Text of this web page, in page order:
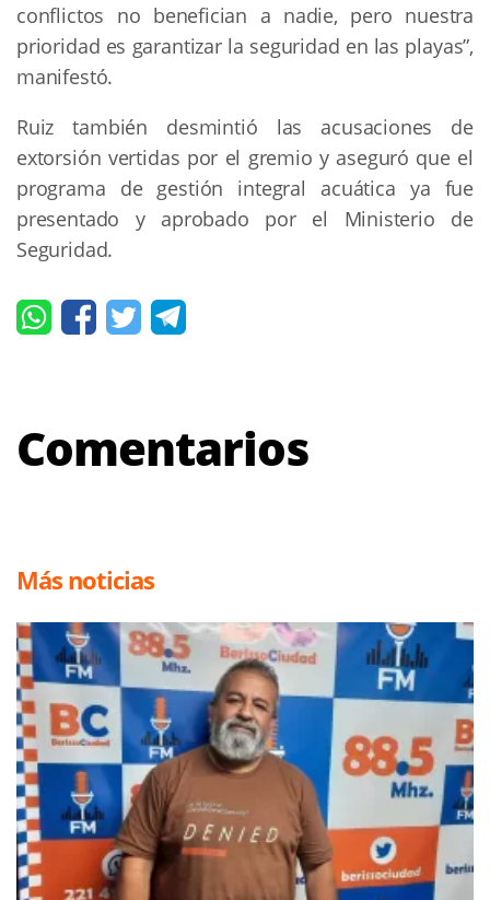
conflictos no benefician a nadie, pero nuestra
prioridad es garantizar la seguridad en las playas”,
manifestó.
Ruiz también desmintió las acusaciones de
extorsión vertidas por el gremio y aseguró que el
programa de gestión integral acuática ya fue
presentado y aprobado por el Ministerio de
Seguridad.
Comentarios
Más noticias